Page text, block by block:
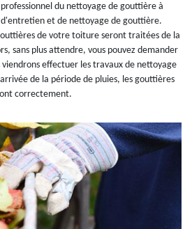
du nettoyage de gouttière à
et de nettoyage de gouttière.
de votre toiture seront traitées de la
sans plus attendre, vous pouvez demander
effectuer les travaux de nettoyage
de la période de pluies, les gouttières
correctement.